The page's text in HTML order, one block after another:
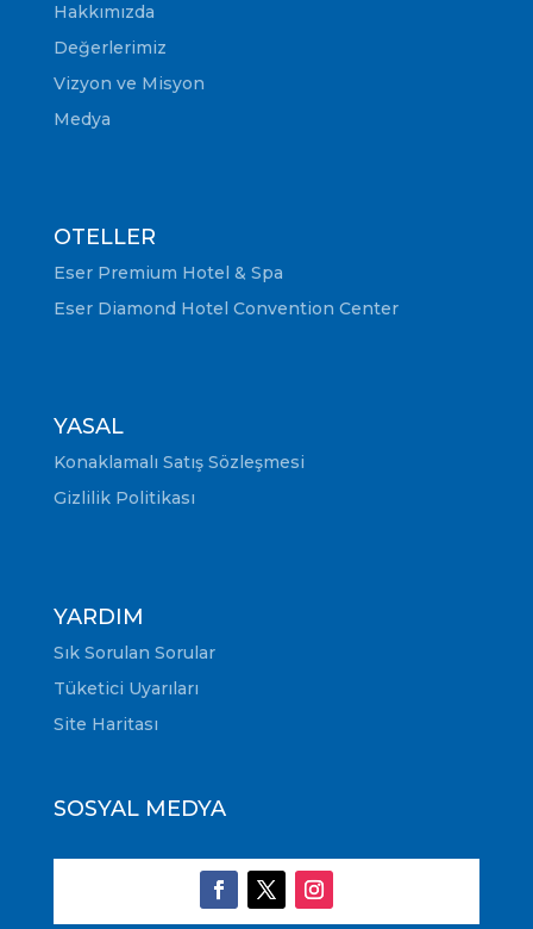
Hakkımızda
Değerlerimiz
Vizyon ve Misyon
Medya
OTELLER
Eser Premium Hotel & Spa
Eser Diamond Hotel Convention Center
YASAL
Konaklamalı Satış Sözleşmesi
Gizlilik Politikası
YARDIM
Sık Sorulan Sorular
Tüketici Uyarıları
Site Haritası
SOSYAL MEDYA